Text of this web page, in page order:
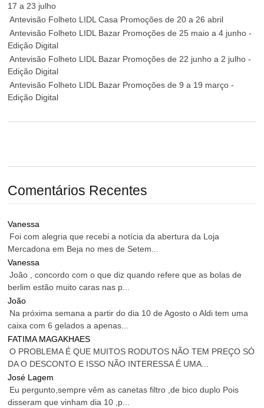
17 a 23 julho
Antevisão Folheto LIDL Casa Promoções de 20 a 26 abril
Antevisão Folheto LIDL Bazar Promoções de 25 maio a 4 junho -
Edição Digital
Antevisão Folheto LIDL Bazar Promoções de 22 junho a 2 julho -
Edição Digital
Antevisão Folheto LIDL Bazar Promoções de 9 a 19 março -
Edição Digital
Comentários Recentes
Vanessa
Foi com alegria que recebi a notícia da abertura da Loja
Mercadona em Beja no mes de Setem...
Vanessa
João , concordo com o que diz quando refere que as bolas de
berlim estão muito caras nas p...
João
Na próxima semana a partir do dia 10 de Agosto o Aldi tem uma
caixa com 6 gelados a apenas...
FATIMA MAGAKHAES
O PROBLEMA É QUE MUITOS RODUTOS NÃO TEM PREÇO SÓ
DA O DESCONTO E ISSO NÃO INTERESSA É UMA...
José Lagem
Eu pergunto,sempre vêm as canetas filtro ,de bico duplo Pois
disseram que vinham dia 10 ,p...